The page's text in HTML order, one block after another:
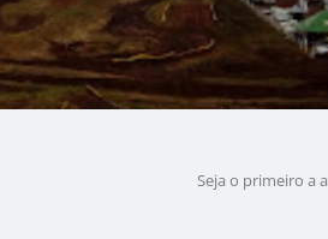
Seja o primeiro a